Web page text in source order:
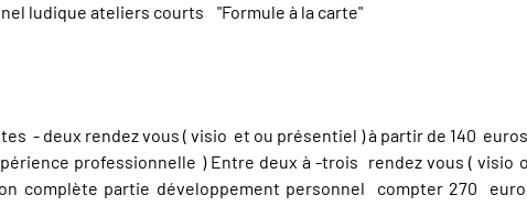
ludique ateliers courts "Formule à la carte"
- deux rendez vous ( visio et ou présentiel ) à partir de 140 euros
professionnelle ) Entre deux à -trois rendez vous (
complète partie développement personnel compter 270